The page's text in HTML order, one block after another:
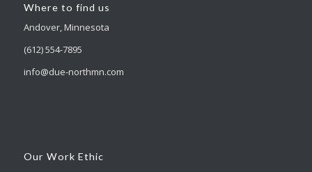
Where to find us
Andover, Minnesota
(612) 554-7895
info@due-northmn.com
Our Work Ethic